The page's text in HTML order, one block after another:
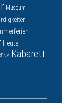
Museum
Heute
Kabarett